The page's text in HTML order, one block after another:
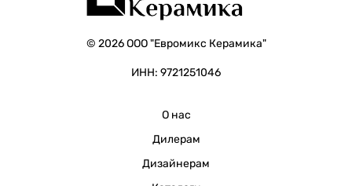
© 2026 ООО "Евромикс Керамика"
ИНН: 9721251046
О нас
Дилерам
Дизайнерам